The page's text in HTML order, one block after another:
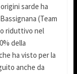
sarde ha
(Team
riduttivo nel
della
ha visto per la
anche da